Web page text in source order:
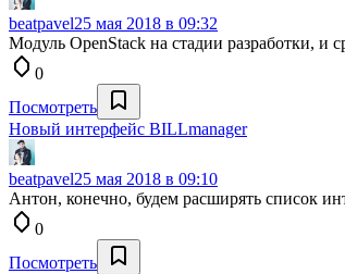
beatpavel25 мая 2018 в 09:32
Модуль OpenStack на стадии разработки, и
0
Посмотреть
Новый интерфейс BILLmanager
beatpavel25 мая 2018 в 09:10
Антон, конечно, будем расширять список
0
Посмотреть